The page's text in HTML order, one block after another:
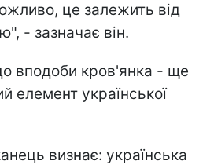
це залежить від
- зазначає він.
вподоби кров'янка - ще
елемент української
визнає: українська